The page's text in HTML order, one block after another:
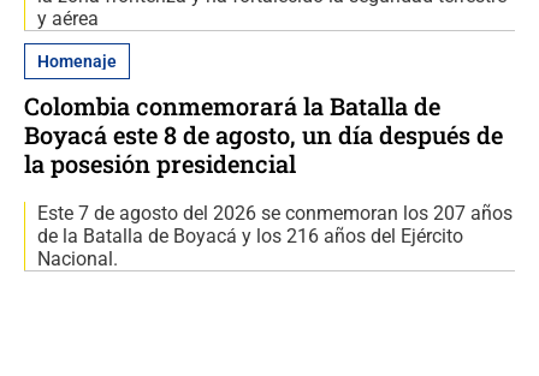
y aérea
Homenaje
Colombia conmemorará la Batalla de
Boyacá este 8 de agosto, un día después de
la posesión presidencial
Este 7 de agosto del 2026 se conmemoran los 207 años
de la Batalla de Boyacá y los 216 años del Ejército
Nacional.